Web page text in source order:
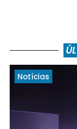
Notícias